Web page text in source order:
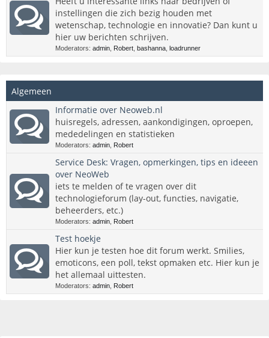
instellingen die zich bezig houden met
wetenschap, technologie en innovatie? Dan kunt u
hier uw berichten schrijven.
Moderators: admin Robert bashanna loadrunner
Algemeen
Informatie over Neoweb.nl
huisregels, adressen, aankondigingen, oproepen,
mededelingen en statistieken
Moderators: admin Robert
Service Desk: Vragen, opmerkingen, tips en ideeen
over NeoWeb
iets te melden of te vragen over dit
technologieforum (lay-out, functies, navigatie,
beheerders, etc.)
Moderators: admin Robert
Test hoekje
Hier kun je testen hoe dit forum werkt. Smilies,
emoticons, een poll, tekst opmaken etc. Hier kun je
het allemaal uittesten.
Moderators: admin Robert